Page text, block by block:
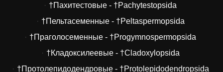
†Пахитестовые - †Pachytestopsida
†Пельтасеменные - †Peltaspermopsida
†Праголосеменные - †Progymnospermopsida
†Кладоксилеевые - †Cladoxylopsida
†Протолепидодендровые - †Protolepidodendropsida